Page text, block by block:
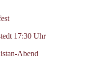
17:30 Uhr
Abend